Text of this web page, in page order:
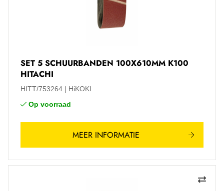
SET 5 SCHUURBANDEN 100X610MM K100
HITACHI
HITT/753264
HiKOKI
Op voorraad
MEER INFORMATIE